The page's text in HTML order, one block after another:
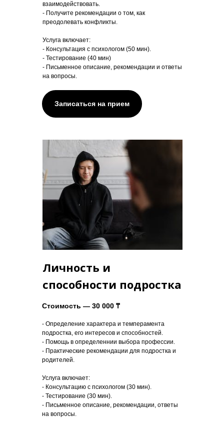
взаимодействовать.
- Получите рекомендации о том, как
преодолевать конфликты.
Услуга включает:
- Консультация с психологом (50 мин).
- Тестирование (40 мин)
- Письменное описание, рекомендации и ответы
на вопросы.
Личность и
способности подростка
Стоимость — 30 000 ₸
- Определение характера и темперамента
подростка, его интересов и способностей.
- Помощь в определеннии выбора профессии.
- Практические рекомендации для подростка и
родителей.
Услуга включает:
- Консультацию с психологом (30 мин).
- Тестирование (30 мин).
- Письменное описание, рекомендации, ответы
на вопросы.
Записаться на прием